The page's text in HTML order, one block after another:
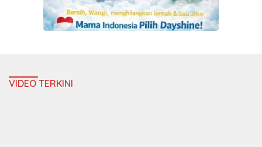
VIDEO TERKINI